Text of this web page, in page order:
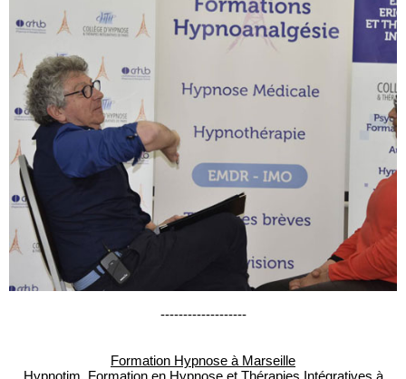
-------------------
Formation Hypnose à Marseille